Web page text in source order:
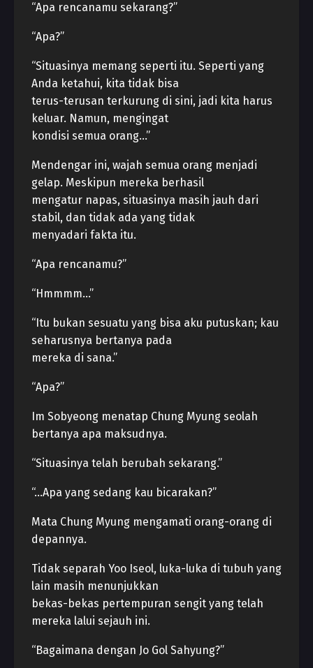
“Apa rencanamu sekarang?”
“Apa?”
“Situasinya memang seperti itu. Seperti yang
Anda ketahui, kita tidak bisa
terus-terusan terkurung di sini, jadi kita harus
keluar. Namun, mengingat
kondisi semua orang…”
Mendengar ini, wajah semua orang menjadi
gelap. Meskipun mereka berhasil
mengatur napas, situasinya masih jauh dari
stabil, dan tidak ada yang tidak
menyadari fakta itu.
“Apa rencanamu?”
“Hmmmm…”
“Itu bukan sesuatu yang bisa aku putuskan; kau
seharusnya bertanya pada
mereka di sana.”
“Apa?”
Im Sobyeong menatap Chung Myung seolah
bertanya apa maksudnya.
“Situasinya telah berubah sekarang.”
“…Apa yang sedang kau bicarakan?”
Mata Chung Myung mengamati orang-orang di
depannya.
Tidak separah Yoo Iseol, luka-luka di tubuh yang
lain masih menunjukkan
bekas-bekas pertempuran sengit yang telah
mereka lalui sejauh ini.
“Bagaimana dengan Jo Gol Sahyung?”